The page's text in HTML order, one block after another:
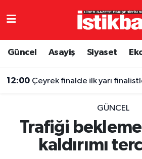
Güncel Asayiş Siyaset
12:00 Çeyrek finalde ilk yarı
GÜNCEL
Trafiği
kaldırımı
Eskişehirspor
Spor
Eskişehir Nöbetçi Eczaneler
TFF 3.Lig 4.Grup Puan